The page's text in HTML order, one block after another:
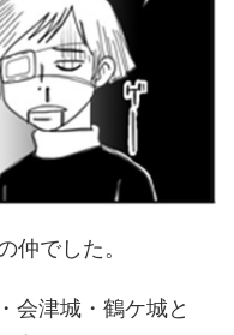
仲でした。
会津城・鶴ケ城と